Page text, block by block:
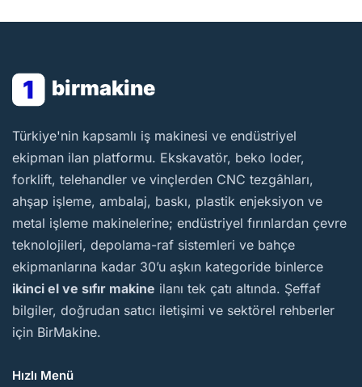
1 birmakine
BirMakine
Türkiye'nin kapsamlı iş makinesi ve endüstriyel
ekipman ilan platformu. Ekskavatör, beko loder,
forklift, telehandler ve vinçlerden CNC tezgâhları,
ahşap işleme, ambalaj, baskı, plastik enjeksiyon ve
metal işleme makinelerine; endüstriyel fırınlardan çevre
teknolojileri, depolama-raf sistemleri ve bahçe
ekipmanlarına kadar 30’u aşkın kategoride binlerce
ikinci el ve sıfır makine ilanı tek çatı altında. Şeffaf
bilgiler, doğrudan satıcı iletişimi ve sektörel rehberler
için BirMakine.
Hızlı Menü